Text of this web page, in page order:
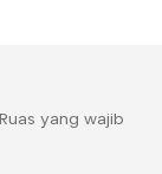
Ruas yang wajib